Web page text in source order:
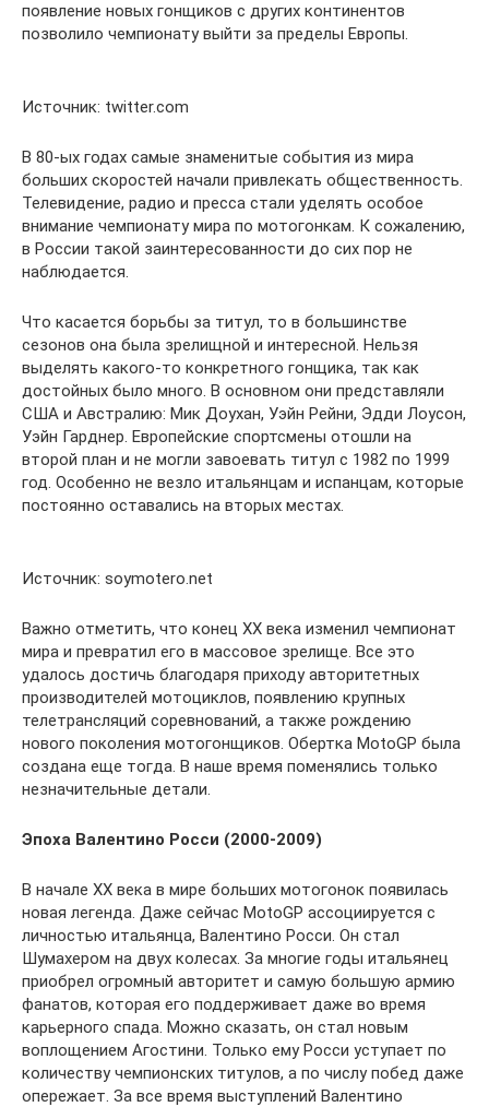
появление новых гонщиков с других континентов
позволило чемпионату выйти за пределы Европы.
Источник: twitter.com
В 80-ых годах самые знаменитые события из мира
больших скоростей начали привлекать общественность.
Телевидение, радио и пресса стали уделять особое
внимание чемпионату мира по мотогонкам. К сожалению,
в России такой заинтересованности до сих пор не
наблюдается.
Что касается борьбы за титул, то в большинстве
сезонов она была зрелищной и интересной. Нельзя
выделять какого-то конкретного гонщика, так как
достойных было много. В основном они представляли
США и Австралию: Мик Доухан, Уэйн Рейни, Эдди Лоусон,
Уэйн Гарднер. Европейские спортсмены отошли на
второй план и не могли завоевать титул с 1982 по 1999
год. Особенно не везло итальянцам и испанцам, которые
постоянно оставались на вторых местах.
Источник: soymotero.net
Важно отметить, что конец XX века изменил чемпионат
мира и превратил его в массовое зрелище. Все это
удалось достичь благодаря приходу авторитетных
производителей мотоциклов, появлению крупных
телетрансляций соревнований, а также рождению
нового поколения мотогонщиков. Обертка MotoGP была
создана еще тогда. В наше время поменялись только
незначительные детали.
Эпоха Валентино Росси (2000-2009)
В начале XX века в мире больших мотогонок появилась
новая легенда. Даже сейчас MotoGP ассоциируется с
личностью итальянца, Валентино Росси. Он стал
Шумахером на двух колесах. За многие годы итальянец
приобрел огромный авторитет и самую большую армию
фанатов, которая его поддерживает даже во время
карьерного спада. Можно сказать, он стал новым
воплощением Агостини. Только ему Росси уступает по
количеству чемпионских титулов, а по числу побед даже
опережает. За все время выступлений Валентино